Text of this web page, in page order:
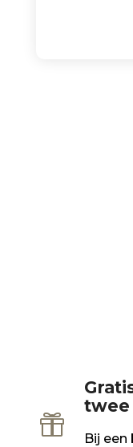

twee
Bij